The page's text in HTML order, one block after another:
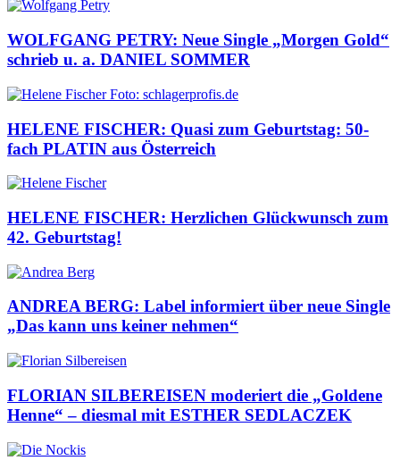
WOLFGANG PETRY: Neue Single „Morgen Gold“
schrieb u. a. DANIEL SOMMER
HELENE FISCHER: Quasi zum Geburtstag: 50-
fach PLATIN aus Österreich
HELENE FISCHER: Herzlichen Glückwunsch zum
42. Geburtstag!
ANDREA BERG: Label informiert über neue Single
„Das kann uns keiner nehmen“
FLORIAN SILBEREISEN moderiert die „Goldene
Henne“ – diesmal mit ESTHER SEDLACZEK